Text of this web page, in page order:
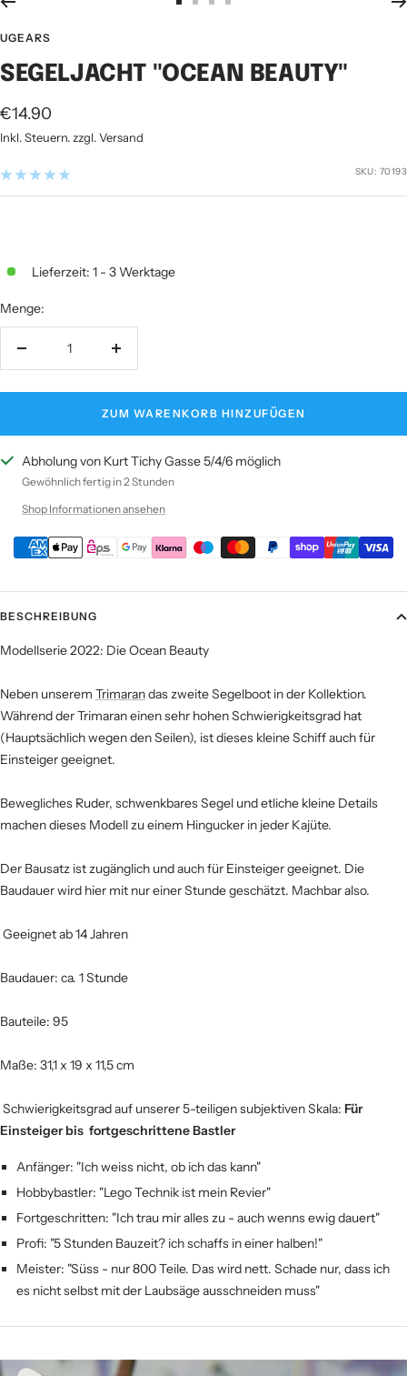
gehengehen
gehengehen
UGEARS
SEGELJACHT "OCEAN BEAUTY"
Angebotspreis
€14.90
Inkl. Steuern. zzgl. Versand
SKU: 70193
Lieferzeit: 1 - 3 Werktage
Menge:
Menge
ZUM WARENKORB HINZUFÜGEN
Abholung von Kurt Tichy Gasse 5/4/6 möglich
Gewöhnlich fertig in 2 Stunden
Shop Informationen ansehen
BESCHREIBUNG
Modellserie 2022: Die Ocean Beauty
Neben unserem Trimarandas zweite Segelboot in der Kollektion.
Während der Trimaran einen sehr hohen Schwierigkeitsgrad hat
(Hauptsächlich wegen den Seilen), ist dieses kleine Schiff auch für
Einsteiger geeignet.
Bewegliches Ruder, schwenkbares Segel und etliche kleine Details
machen dieses Modell zu einem Hingucker in jeder Kajüte.
Der Bausatz ist zugänglich und auch für Einsteiger geeignet. Die
Baudauer wird hier mit nur einer Stunde geschätzt. Machbar also.
Geeignet ab 14 Jahren
Baudauer: ca. 1 Stunde
Bauteile: 95
Maße: 31,1 x 19 x 11,5 cm
Schwierigkeitsgrad auf unserer 5-teiligen subjektiven Skala: Für
Einsteiger bis fortgeschrittene Bastler
Anfänger: "Ich weiss nicht, ob ich das kann"
Hobbybastler: "Lego Technik ist mein Revier"
Fortgeschritten: "Ich trau mir alles zu - auch wenns ewig dauert"
Profi: "5 Stunden Bauzeit? ich schaffs in einer halben!"
Meister: "Süss - nur 800 Teile. Das wird nett. Schade nur, dass ich
es nicht selbst mit der Laubsäge ausschneiden muss"